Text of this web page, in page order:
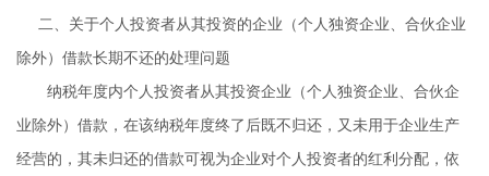
二、关于个人投资者从其投资的企业（个人独资企业、合伙企业
除外）借款长期不还的处理问题
纳税年度内个人投资者从其投资企业（个人独资企业、合伙企
业除外）借款，在该纳税年度终了后既不归还，又未用于企业生产
经营的，其未归还的借款可视为企业对个人投资者的红利分配，依